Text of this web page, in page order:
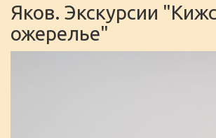
Яков. Экскурсии
ожерелье"